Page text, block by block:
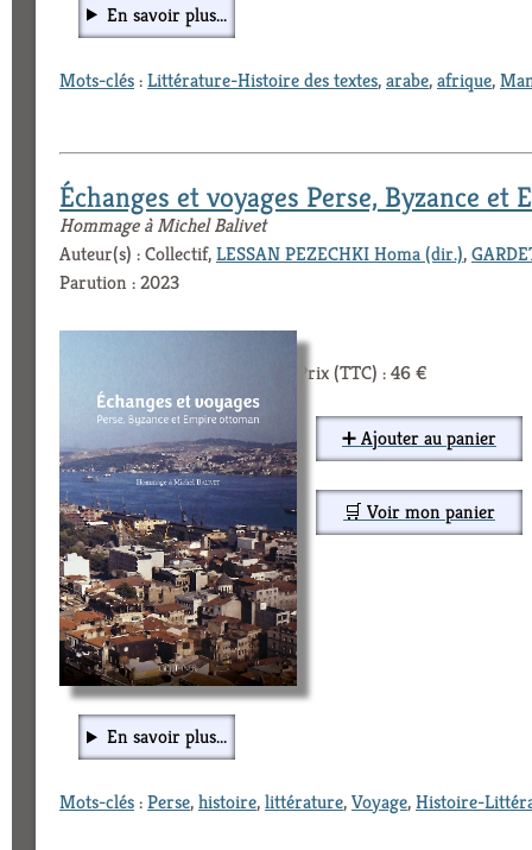
En savoir plus...
Mots-clés:Littérature-Histoire des textes,arabe,afrique,
Échanges et voyages Perse, Byzance et
Hommage à Michel Balivet
Auteur(s) : Collectif,LESSAN PEZECHKI Homa (dir.),
Parution : 2023
Prix (TTC) : 46 €
➕ Ajouter au panier
🛒 Voir mon panier
En savoir plus...
Mots-clés:Perse,histoire,littérature,Voyage,Histoire-